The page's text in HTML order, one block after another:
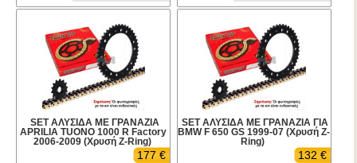
SET ΑΛΥΣΙΔΑ ΜΕ ΓΡΑΝΑΖΙΑ
APRILIA TUONO 1000 R Factory
2006-2009 (Χρυσή Z-Ring)
177 €
SET ΑΛΥΣΙΔΑ ΜΕ ΓΡΑΝΑΖΙΑ ΓΙΑ
BMW F 650 GS 1999-07 (Χρυσή Z-
Ring)
132 €